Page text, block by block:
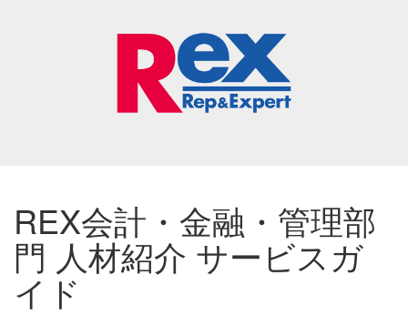
REX会計・金融・管理部
門 人材紹介 サービスガ
イド